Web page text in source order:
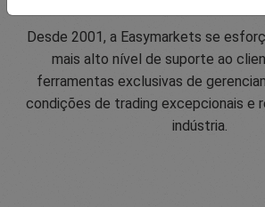
Desde 2001, a Easymarkets se
mais alto nível de suporte ao
ferramentas exclusivas de
condições de trading excepcionais e
indústria.